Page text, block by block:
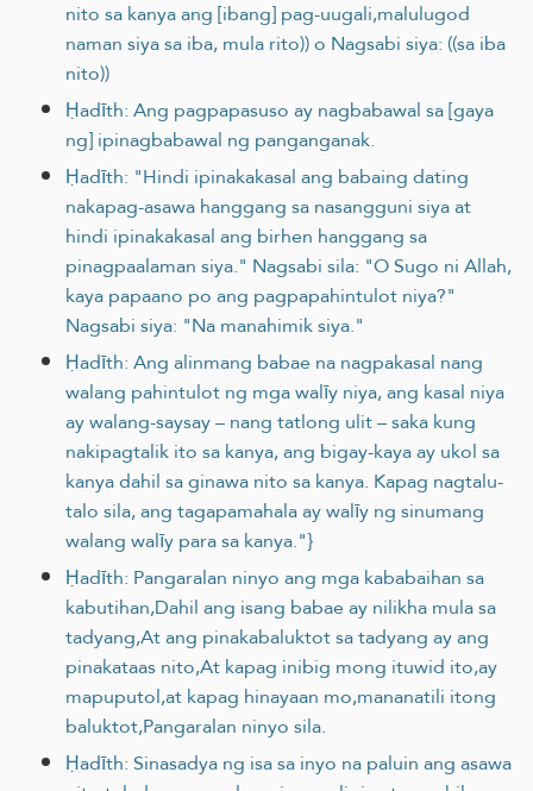
nito sa kanya ang [ibang] pag-uugali,malulugod
naman siya sa iba, mula rito)) o Nagsabi siya: ((sa iba
nito))
Ḥadīth: Ang pagpapasuso ay nagbabawal sa [gaya
ng] ipinagbabawal ng panganganak.
Ḥadīth: "Hindi ipinakakasal ang babaing dating
nakapag-asawa hanggang sa nasangguni siya at
hindi ipinakakasal ang birhen hanggang sa
pinagpaalaman siya." Nagsabi sila: "O Sugo ni Allah,
kaya papaano po ang pagpapahintulot niya?"
Nagsabi siya: "Na manahimik siya."
Ḥadīth: Ang alinmang babae na nagpakasal nang
walang pahintulot ng mga walīy niya, ang kasal niya
ay walang-saysay – nang tatlong ulit – saka kung
nakipagtalik ito sa kanya, ang bigay-kaya ay ukol sa
kanya dahil sa ginawa nito sa kanya. Kapag nagtalu-
talo sila, ang tagapamahala ay walīy ng sinumang
walang walīy para sa kanya."}
Ḥadīth: Pangaralan ninyo ang mga kababaihan sa
kabutihan,Dahil ang isang babae ay nilikha mula sa
tadyang,At ang pinakabaluktot sa tadyang ay ang
pinakataas nito,At kapag inibig mong ituwid ito,ay
mapuputol,at kapag hinayaan mo,mananatili itong
baluktot,Pangaralan ninyo sila.
Ḥadīth: Sinasadya ng isa sa inyo na paluin ang asawa